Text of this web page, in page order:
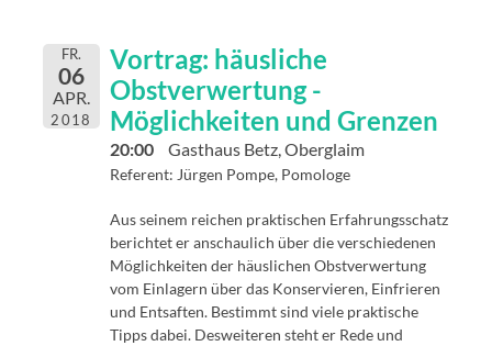
FR.
06
APR.
2018
Vortrag: häusliche
Obstverwertung -
Möglichkeiten und Grenzen
20:00 Gasthaus Betz, Oberglaim
Referent: Jürgen Pompe, Pomologe
Aus seinem reichen praktischen Erfahrungsschatz
berichtet er anschaulich über die verschiedenen
Möglichkeiten der häuslichen Obstverwertung
vom Einlagern über das Konservieren, Einfrieren
und Entsaften. Bestimmt sind viele praktische
Tipps dabei. Desweiteren steht er Rede und